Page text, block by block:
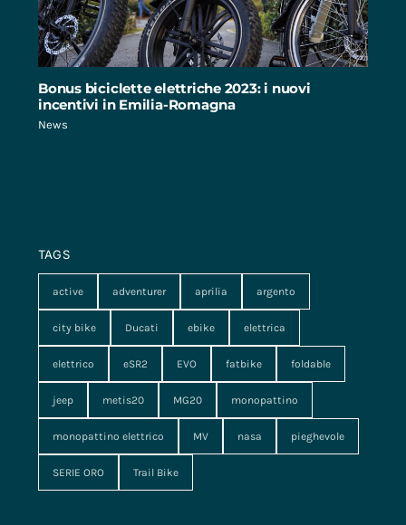
Bonus biciclette elettriche 2023: i nuovi
incentivi in Emilia-Romagna
News
TAGS
active adventurer aprilia argento
city bike Ducati ebike elettrica
elettrico eSR2 EVO fatbike foldable
jeep metis20 MG20 monopattino
monopattino elettrico MV nasa pieghevole
SERIE ORO Trail Bike